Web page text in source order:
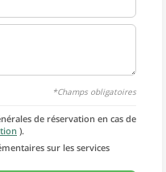
*Champs obligatoires
de réservation en cas de
).
sur les services